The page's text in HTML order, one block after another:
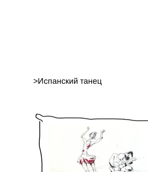
>Испанский танец